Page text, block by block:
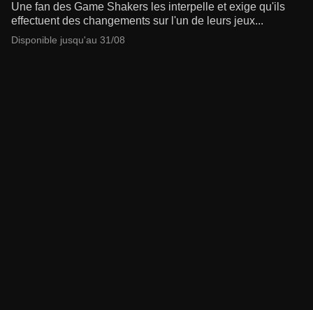
Une fan des Game Shakers les interpelle et exige qu'ils
effectuent des changements sur l'un de leurs jeux...
Disponible jusqu'au 31/08